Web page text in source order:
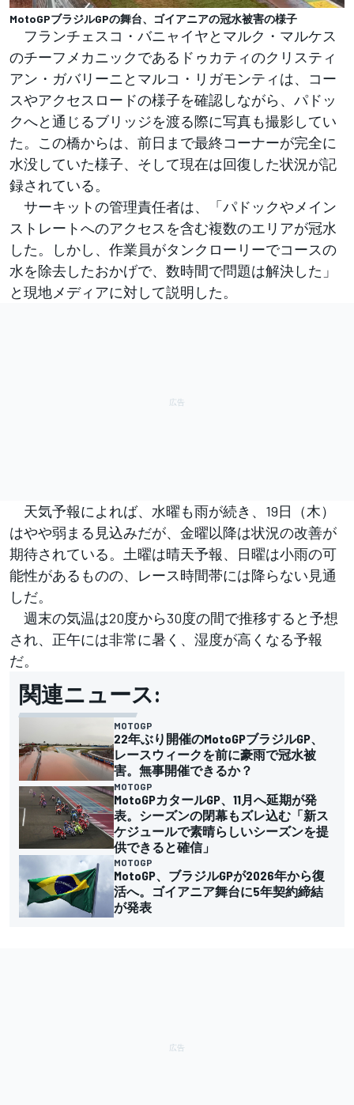
MotoGPブラジルGPの舞台、ゴイアニアの冠水被害の様子
フランチェスコ・バニャイヤとマルク・マルケス
のチーフメカニックであるドゥカティのクリスティ
アン・ガバリーニとマルコ・リガモンティは、コー
スやアクセスロードの様子を確認しながら、パドッ
クへと通じるブリッジを渡る際に写真も撮影してい
た。この橋からは、前日まで最終コーナーが完全に
水没していた様子、そして現在は回復した状況が記
録されている。
サーキットの管理責任者は、「パドックやメイン
ストレートへのアクセスを含む複数のエリアが冠水
した。しかし、作業員がタンクローリーでコースの
水を除去したおかげで、数時間で問題は解決した」
と現地メディアに対して説明した。
天気予報によれば、水曜も雨が続き、19日（木）
はやや弱まる見込みだが、金曜以降は状況の改善が
期待されている。土曜は晴天予報、日曜は小雨の可
能性があるものの、レース時間帯には降らない見通
しだ。
週末の気温は20度から30度の間で推移すると予想
され、正午には非常に暑く、湿度が高くなる予報
だ。
関連ニュース:
MOTOGP
22年ぶり開催のMotoGPブラジルGP、
レースウィークを前に豪雨で冠水被
害。無事開催できるか？
MOTOGP
MotoGPカタールGP、11月へ延期が発
表。シーズンの閉幕もズレ込む「新ス
ケジュールで素晴らしいシーズンを提
供できると確信」
MOTOGP
MotoGP、ブラジルGPが2026年から復
活へ。ゴイアニア舞台に5年契約締結
が発表